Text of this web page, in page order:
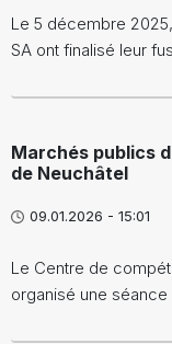
Le 5 décembre
SA ont finalisé leur
Marchés publics
de Neuchâtel
09.01.2026 - 15:01
Le Centre de
organisé une